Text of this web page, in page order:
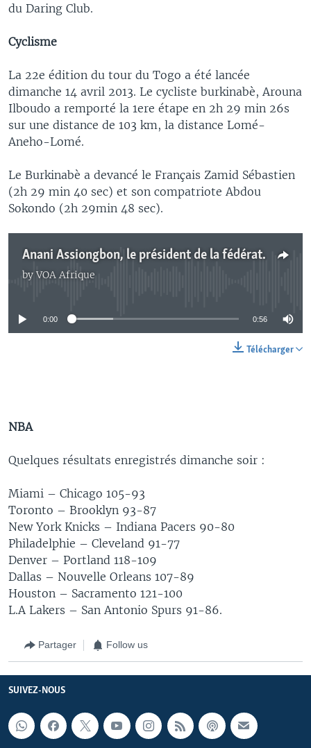
du Daring Club.
Cyclisme
La 22e édition du tour du Togo a été lancée
dimanche 14 avril 2013. Le cycliste burkinabè, Arouna
Ilboudo a remporté la 1ere étape en 2h 29 min 26s
sur une distance de 103 km, la distance Lomé-
Aneho-Lomé.
Le Burkinabè a devancé le Français Zamid Sébastien
(2h 29 min 40 sec) et son compatriote Abdou
Sokondo (2h 29min 48 sec).
Anani Assiongbon, le président de la fédération togolaise de cyclisme.
byVOA Afrique
No media source currently available
0:00 0:56
Télécharger
NBA
Quelques résultats enregistrés dimanche soir :
Miami – Chicago 105-93
Toronto – Brooklyn 93-87
New York Knicks – Indiana Pacers 90-80
Philadelphie – Cleveland 91-77
Denver – Portland 118-109
Dallas – Nouvelle Orleans 107-89
Houston – Sacramento 121-100
L.A Lakers – San Antonio Spurs 91-86.
Partager Follow us
SUIVEZ-NOUS